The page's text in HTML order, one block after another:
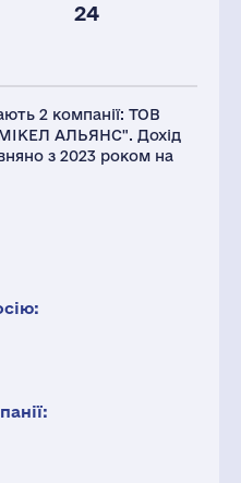
24
2 компанії: ТОВ
АЛЬЯНС". Дохід
з 2023 роком на